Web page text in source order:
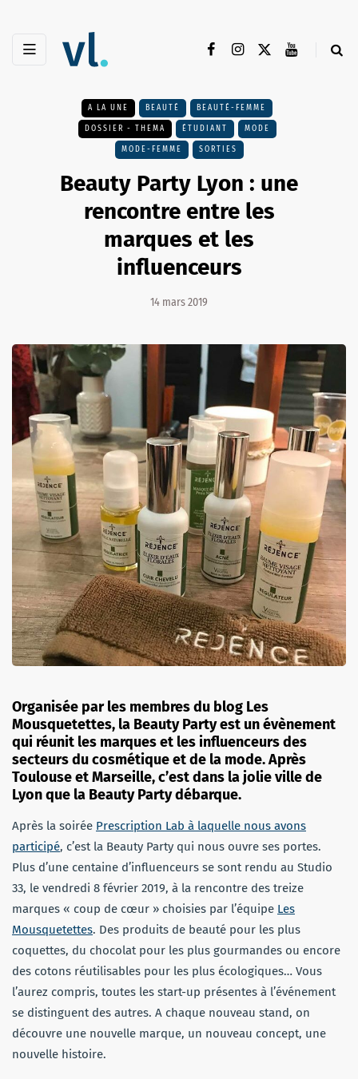
A LA UNE BEAUTÉ BEAUTÉ-FEMME
DOSSIER - THEMA ÉTUDIANT MODE
MODE-FEMME SORTIES
Beauty Party Lyon : une
rencontre entre les
marques et les
influenceurs
14 mars 2019
Organisée par les membres du blog Les
Mousquetettes, la Beauty Party est un évènement
qui réunit les marques et les influenceurs des
secteurs du cosmétique et de la mode. Après
Toulouse et Marseille, c’est dans la jolie ville de
Lyon que la Beauty Party débarque.
Après la soirée Prescription Lab à laquelle nous avons
participé, c’est la Beauty Party qui nous ouvre ses portes.
Plus d’une centaine d’influenceurs se sont rendu au Studio
33, le vendredi 8 février 2019, à la rencontre des treize
marques « coup de cœur » choisies par l’équipe Les
Mousquetettes. Des produits de beauté pour les plus
coquettes, du chocolat pour les plus gourmandes ou encore
des cotons réutilisables pour les plus écologiques… Vous
l’aurez compris, toutes les start-up présentes à l’événement
se distinguent des autres. A chaque nouveau stand, on
découvre une nouvelle marque, un nouveau concept, une
nouvelle histoire.